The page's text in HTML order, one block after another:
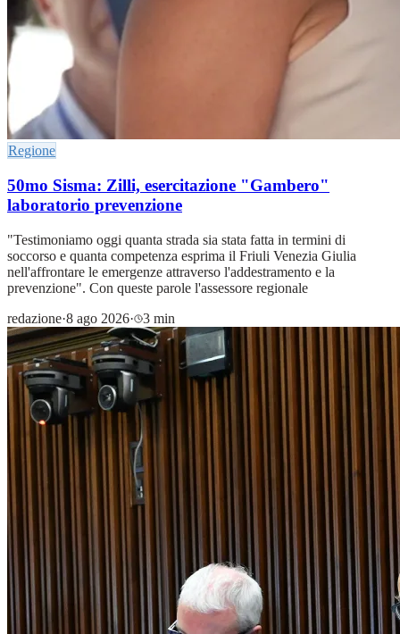
Regione
50mo Sisma: Zilli, esercitazione "Gambero"
laboratorio prevenzione
"Testimoniamo oggi quanta strada sia stata fatta in termini di
soccorso e quanta competenza esprima il Friuli Venezia Giulia
nell'affrontare le emergenze attraverso l'addestramento e la
prevenzione". Con queste parole l'assessore regionale
redazione·8 ago 2026· 3 min